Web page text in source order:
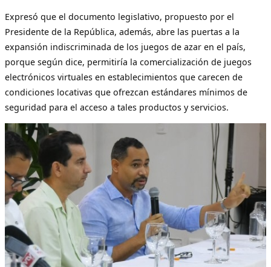
Expresó que el documento legislativo, propuesto por el
Presidente de la República, además, abre las puertas a la
expansión indiscriminada de los juegos de azar en el país,
porque según dice, permitiría la comercialización de juegos
electrónicos virtuales en establecimientos que carecen de
condiciones locativas que ofrezcan estándares mínimos de
seguridad para el acceso a tales productos y servicios.